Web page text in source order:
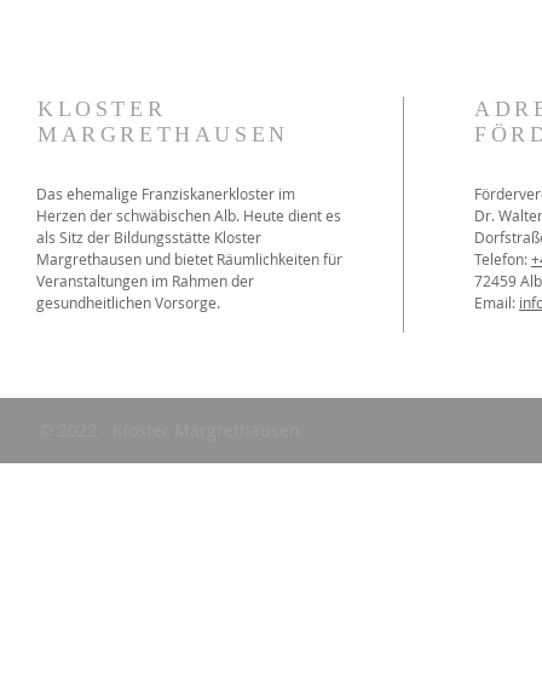
KLOSTER
MARGRETHAUSEN
Das ehemalige Franziskanerkloster im
Herzen der schwäbischen Alb. Heute dient es
als Sitz der Bildungsstätte Kloster
Margrethausen und bietet Räumlichkeiten für
Veranstaltungen im Rahmen der
gesundheitlichen Vorsorge.
Dr.
Telefon:
72459
Email: